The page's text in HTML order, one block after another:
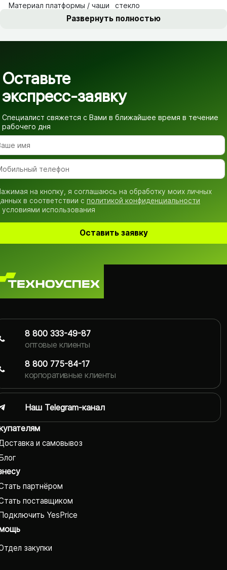
Материал платформы / чаши
стекло
1xCR2032
Развернуть полностью
Оставьте
экспресс-заявку
Специалист свяжется с Вами в ближайшее время в течение
рабочего дня
на кнопку, я соглашаюсь на обработку моих личных
в соответствии с политикой конфиденциальности
условиями использования
Оставить заявку
и самовывоз
партнёром
поставщиком
YesPrice
закупки
8 800 333-49-87
оптовые клиенты
8 800 775-84-17
корпоративные клиенты
Наш Telegram-канал